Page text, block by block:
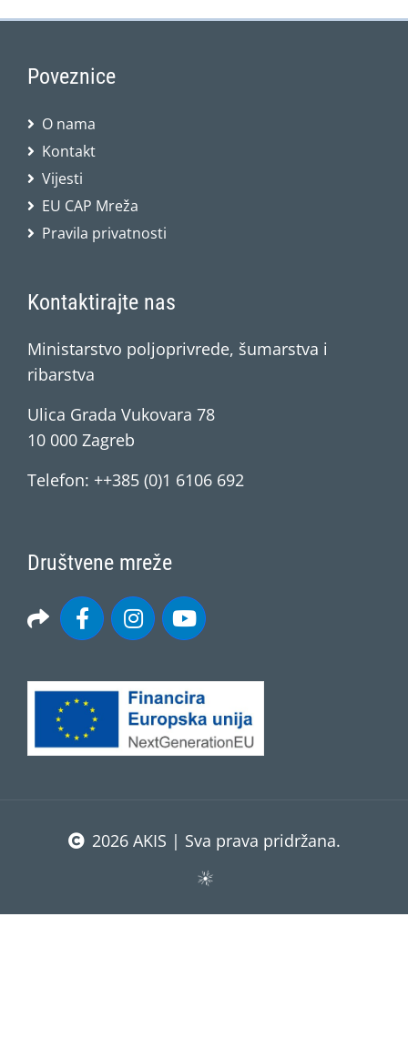
Poveznice
O nama
Kontakt
Vijesti
EU CAP Mreža
Pravila privatnosti
Kontaktirajte nas
Ministarstvo poljoprivrede, šumarstva i
ribarstva
Ulica Grada Vukovara 78
10 000 Zagreb
Telefon: ++385 (0)1 6106 692
Društvene mreže
2026 AKIS | Sva prava pridržana.